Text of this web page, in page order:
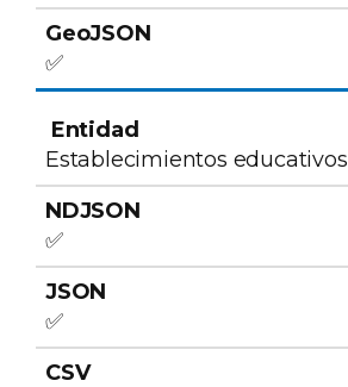
✅
Establecimientos educativos
✅
✅